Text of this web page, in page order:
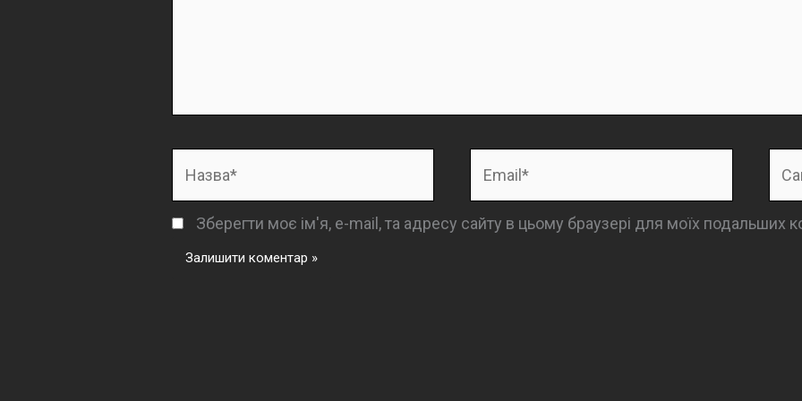
Зберегти моє ім'я, e-mail, та адресу сайту в цьому браузері для моїх подальших